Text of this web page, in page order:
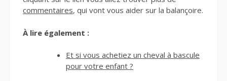
commentaires, qui vont vous aider sur la balançoire.
À lire également :
Et si vous achetiez un cheval à bascule
pour votre enfant ?